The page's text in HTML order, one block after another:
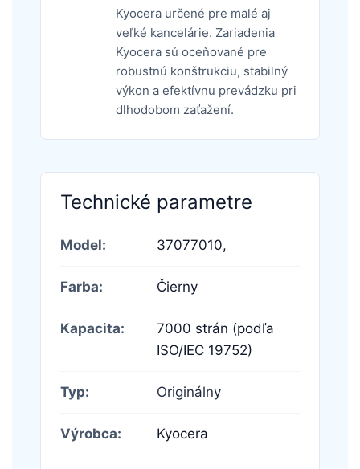
Kyocera určené pre malé aj
veľké kancelárie. Zariadenia
Kyocera sú oceňované pre
robustnú konštrukciu, stabilný
výkon a efektívnu prevádzku pri
dlhodobom zaťažení.
Technické parametre
Model: 37077010,
Farba: Čierny
Kapacita:
7000 strán (podľa
ISO/IEC 19752)
Typ: Originálny
Výrobca: Kyocera